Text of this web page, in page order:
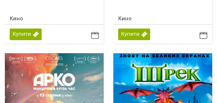
Кино
Купити
Кино
Купити